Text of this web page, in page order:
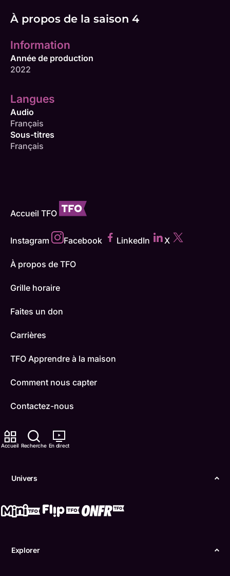
Accueil Recherche En direct
Univers
Explorer
À propos de la saison 4
Information
Année de production
2022
Langues
Audio
Français
Sous-titres
Français
Accueil TFO
Instagram Facebook LinkedIn X
À propos de TFO
Grille horaire
Faites un don
Carrières
TFO Apprendre à la maison
Comment nous capter
Contactez-nous
ONFR
Boukili
Confidentialité